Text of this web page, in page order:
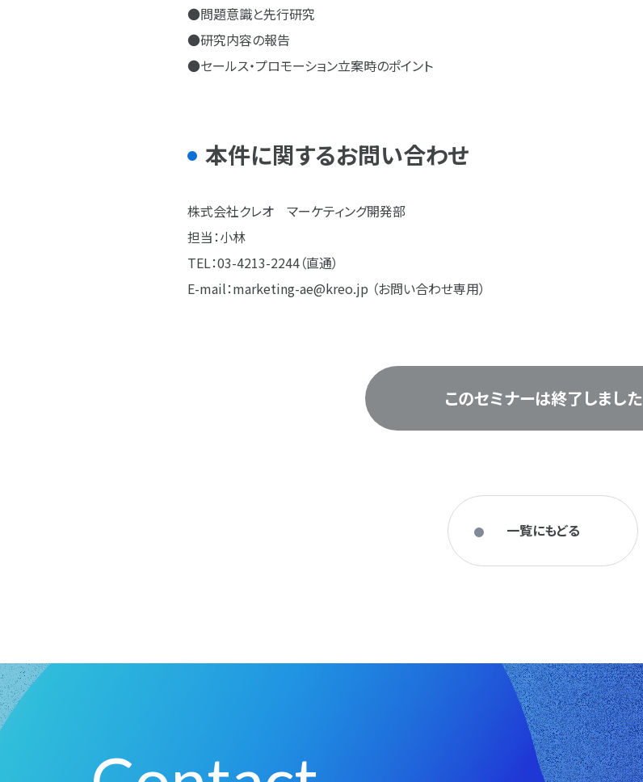
●問題意識と先行研究
●研究内容の報告
●セールス・プロモーション立案時のポイント
本件に関するお問い合わせ
株式会社クレオ マーケティング開発部
担当：小林
TEL：03-4213-2244（直通）
E-mail：marketing-ae@kreo.jp （お問い合わせ専用）
このセミナーは終了しました
一覧にもどる